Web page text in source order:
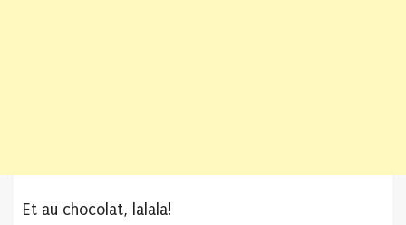
Et au chocolat, lalala!